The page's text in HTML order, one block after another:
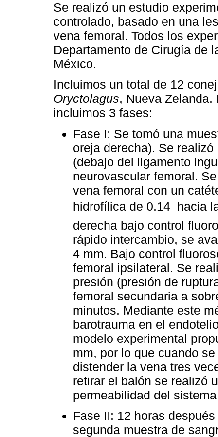
Se realizó un estudio
controlado, basado en una
vena femoral. Todos los
Departamento de Cirugía de
México.
Incluimos un total de 12
Oryctolagus, Nueva
incluimos 3 fases:
Fase I: Se tomó una
oreja derecha). Se
(debajo del ligamento
neurovascular femoral.
vena femoral con un
hidrofílica de 0.14  hacia
derecha bajo control
rápido intercambio, se
4 mm. Bajo control
femoral ipsilateral. Se
presión (presión de
femoral secundaria a
minutos. Mediante este
barotrauma en el
modelo experimental
mm, por lo que cuando
distender la vena tres
retirar el balón se realizó
permeabilidad del
Fase II: 12 horas
segunda muestra de